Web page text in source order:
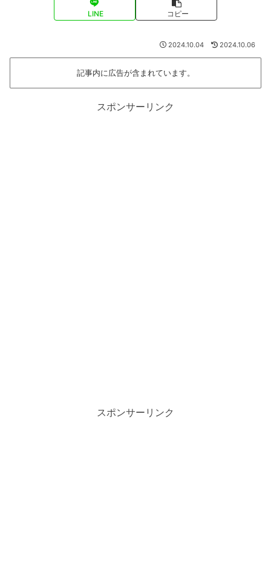
LINE コピー
2024.10.04 2024.10.06
記事内に広告が含まれています。
スポンサーリンク
スポンサーリンク